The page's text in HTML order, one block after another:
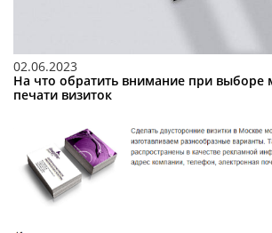
02.06.2023
На что обратить внимание при выборе
печати визиток